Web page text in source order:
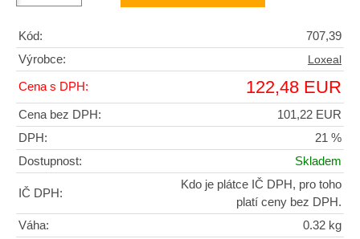
Kód:
707,39
Výrobce:
Loxeal
Cena s DPH: 122,48 EUR
Cena bez DPH:
101,22 EUR
DPH:
21 %
Dostupnost:
Skladem
IČ DPH:
Kdo je plátce IČ DPH, pro toho
platí ceny bez DPH.
Váha:
0.32 kg